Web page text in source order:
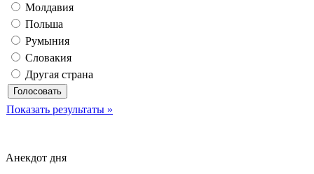
Молдавия
Польша
Румыния
Словакия
Другая страна
Показать результаты »
Анекдот дня